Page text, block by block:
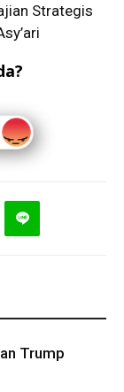
Strategis
Trump